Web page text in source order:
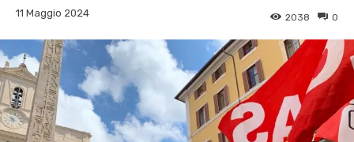
11 Maggio 2024 0
2038